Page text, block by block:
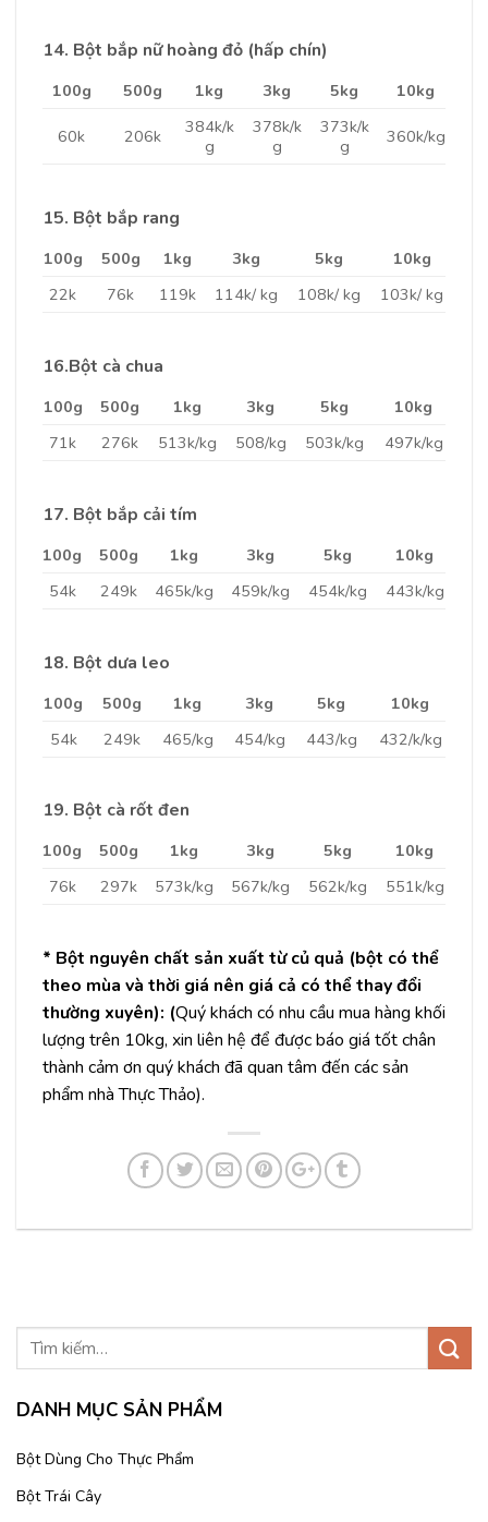
DANH MỤC SẢN PHẨM
Bột Dùng Cho Thực Phẩm
Bột Trái Cây
14. Bột bắp nữ hoàng đỏ (hấp chín)
100g 500g 1kg 3kg 5kg 10kg
60k 206k
384k/k
g
378k/k
g
373k/k
g
360k/kg
15. Bột bắp rang
100g 500g 1kg 3kg 5kg
10kg
22k
76k 119k 114k/ kg 108k/ kg 103k/ kg
16.Bột cà chua
100g 500g 1kg 3kg 5kg
10kg
71k
276k 513k/kg 508/kg 503k/kg 497k/kg
17. Bột bắp cải tím
100g 500g 1kg 3kg 5kg
10kg
54k
249k 465k/kg 459k/kg 454k/kg 443k/kg
18. Bột dưa leo
100g 500g 1kg 3kg 5kg
10kg
54k
249k 465/kg 454/kg 443/kg 432/k/kg
19. Bột cà rốt đen
100g 500g 1kg 3kg 5kg
10kg
76k
297k 573k/kg 567k/kg 562k/kg 551k/kg
* Bột nguyên chất sản xuất từ củ quả (bột có thể
theo mùa và thời giá nên giá cả có thể thay đổi
thường xuyên): (Quý khách có nhu cầu mua hàng khối
lượng trên 10kg, xin liên hệ để được báo giá tốt chân
thành cảm ơn quý khách đã quan tâm đến các sản
phẩm nhà Thực Thảo).